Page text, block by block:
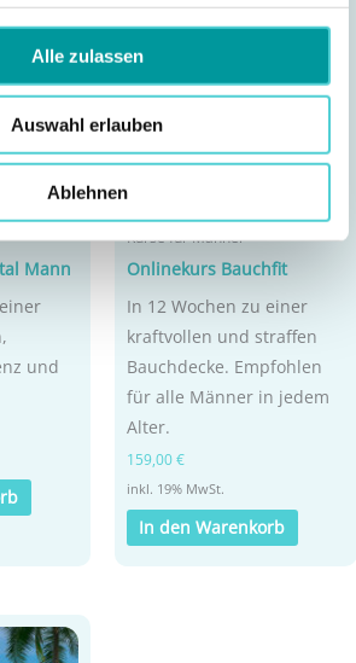
Alle zulassen
Auswahl erlauben
Ablehnen
Mann
und
Kurse für Männer
Onlinekurs Bauchfit
In 12 Wochen zu einer
kraftvollen und straffen
Bauchdecke. Empfohlen
für alle Männer in jedem
Alter.
159,00€
inkl. 19% MwSt.
In den Warenkorb